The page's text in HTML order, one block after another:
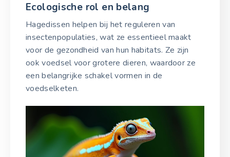
Ecologische rol en belang
Hagedissen helpen bij het reguleren van
insectenpopulaties, wat ze essentieel maakt
voor de gezondheid van hun habitats. Ze zijn
ook voedsel voor grotere dieren, waardoor ze
een belangrijke schakel vormen in de
voedselketen.